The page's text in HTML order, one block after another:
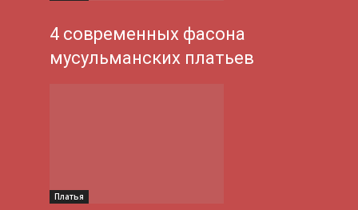
4 современных фасона
мусульманских платьев
Платья